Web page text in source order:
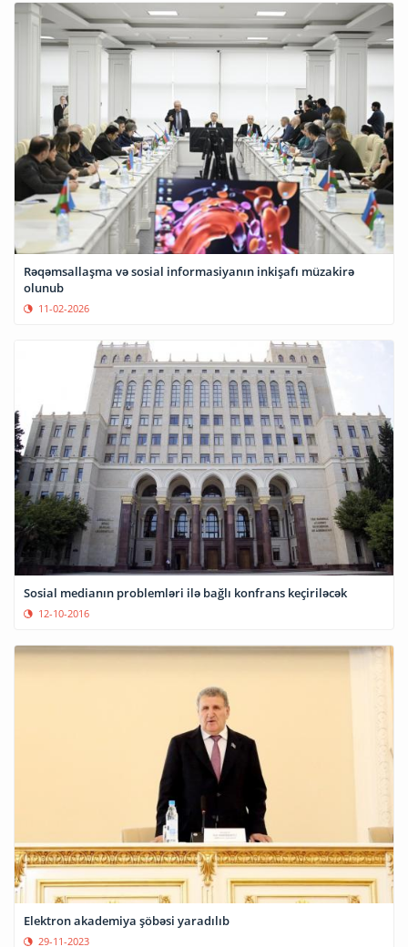
Rəqəmsallaşma və sosial informasiyanın inkişafı müzakirə
olunub
11-02-2026
Sosial medianın problemləri ilə bağlı konfrans keçiriləcək
12-10-2016
Elektron akademiya şöbəsi yaradılıb
29-11-2023